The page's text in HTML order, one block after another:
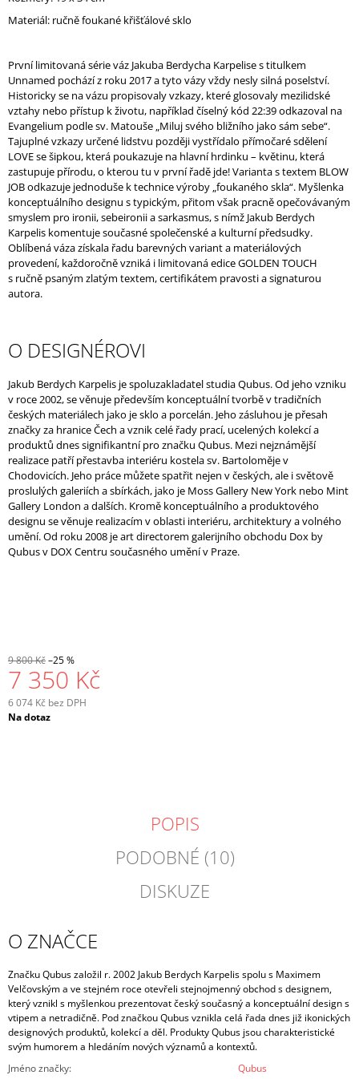
Materiál: ručně foukané křišťálové sklo
První limitovaná série váz Jakuba Berdycha Karpelise s titulkem
Unnamed pochází z roku 2017 a tyto vázy vždy nesly silná poselství.
Historicky se na vázu propisovaly vzkazy, které glosovaly mezilidské
vztahy nebo přístup k životu, například číselný kód 22:39 odkazoval na
Evangelium podle sv. Matouše „Miluj svého bližního jako sám sebe“.
Tajuplné vzkazy určené lidstvu později vystřídalo přímočaré sdělení
LOVE se šipkou, která poukazuje na hlavní hrdinku – květinu, která
zastupuje přírodu, o kterou tu v první řadě jde! Varianta s textem BLOW
JOB odkazuje jednoduše k technice výroby „foukaného skla“. Myšlenka
konceptuálního designu s typickým, přitom však pracně opečovávaným
smyslem pro ironii, sebeironii a sarkasmus, s nímž Jakub Berdych
Karpelis komentuje současné společenské a kulturní předsudky.
Oblíbená váza získala řadu barevných variant a materiálových
provedení, každoročně vzniká i limitovaná edice GOLDEN TOUCH
s ručně psaným zlatým textem, certifikátem pravosti a signaturou
autora.
O DESIGNÉROVI
Jakub Berdych Karpelis je spoluzakladatel studia Qubus. Od jeho vzniku
v roce 2002, se věnuje především konceptuální tvorbě v tradičních
českých materiálech jako je sklo a porcelán. Jeho zásluhou je přesah
značky za hranice Čech a vznik celé řady prací, ucelených kolekcí a
produktů dnes signifikantní pro značku Qubus. Mezi nejznámější
realizace patří přestavba interiéru kostela sv. Bartoloměje v
Chodovicích. Jeho práce můžete spatřit nejen v českých, ale i světově
proslulých galeriích a sbírkách, jako je Moss Gallery New York nebo Mint
Gallery London a dalších. Kromě konceptuálního a produktového
designu se věnuje realizacím v oblasti interiéru, architektury a volného
umění. Od roku 2008 je art directorem galerijního obchodu Dox by
Qubus v DOX Centru současného umění v Praze.
9 800 Kč–25 %
7 350 Kč
6 074 Kč bez DPH
Měrná
Na dotaz
POPIS
PODOBNÉ (10)
DISKUZE
O ZNAČCE
Značku Qubus založil r. 2002 Jakub Berdych Karpelis spolu s Maximem
Velčovským a ve stejném roce otevřeli stejnojmenný obchod s designem,
který vznikl s myšlenkou prezentovat český současný a konceptuální design s
vtipem a netradičně. Pod značkou Qubus vznikla celá řada dnes již ikonických
designových produktů, kolekcí a děl. Produkty Qubus jsou charakteristické
svým humorem a hledáním nových významů a kontextů.
Jméno značky:
Qubus
J
E
E